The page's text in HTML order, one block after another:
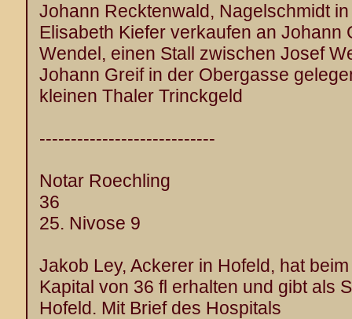
Johann Recktenwald, Nagelschmidt
Elisabeth Kiefer verkaufen an Johann
Wendel, einen Stall zwischen Josef
Johann Greif in der Obergasse
kleinen Thaler Trinckgeld
----------------------------
Notar Roechling
36
25. Nivose 9
Jakob Ley, Ackerer in Hofeld, hat
Kapital von 36 fl erhalten und gibt als
Hofeld. Mit Brief des Hospitals